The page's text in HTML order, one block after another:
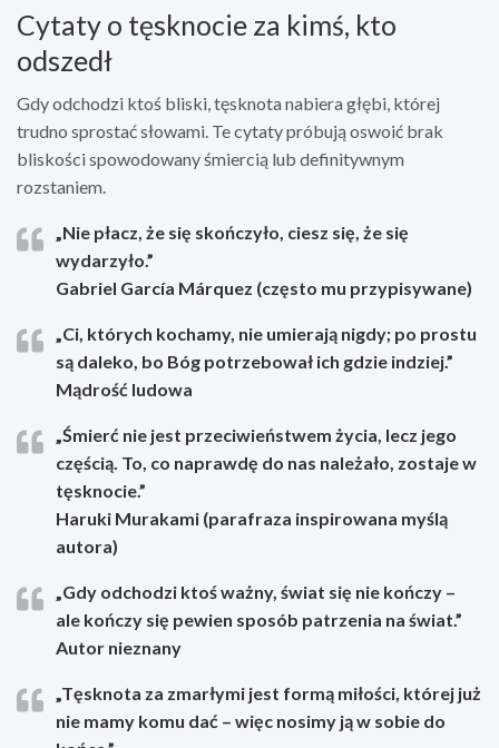
Cytaty o tęsknocie za kimś, kto
odszedł
Gdy odchodzi ktoś bliski, tęsknota nabiera głębi, której
trudno sprostać słowami. Te cytaty próbują oswoić brak
bliskości spowodowany śmiercią lub definitywnym
rozstaniem.
„Nie płacz, że się skończyło, ciesz się, że się
wydarzyło.”
Gabriel García Márquez (często mu przypisywane)
„Ci, których kochamy, nie umierają nigdy; po prostu
są daleko, bo Bóg potrzebował ich gdzie indziej.”
Mądrość ludowa
„Śmierć nie jest przeciwieństwem życia, lecz jego
częścią. To, co naprawdę do nas należało, zostaje w
tęsknocie.”
Haruki Murakami (parafraza inspirowana myślą
autora)
„Gdy odchodzi ktoś ważny, świat się nie kończy –
ale kończy się pewien sposób patrzenia na świat.”
Autor nieznany
„Tęsknota za zmarłymi jest formą miłości, której już
nie mamy komu dać – więc nosimy ją w sobie do